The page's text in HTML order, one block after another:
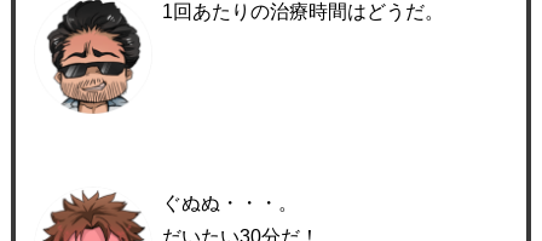
1回あたりの治療時間はどうだ。
ぐぬぬ・・・。
だいたい30分だ！